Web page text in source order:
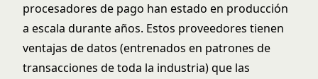
procesadores de pago han estado en producción
a escala durante años. Estos proveedores tienen
ventajas de datos (entrenados en patrones de
transacciones de toda la industria) que las